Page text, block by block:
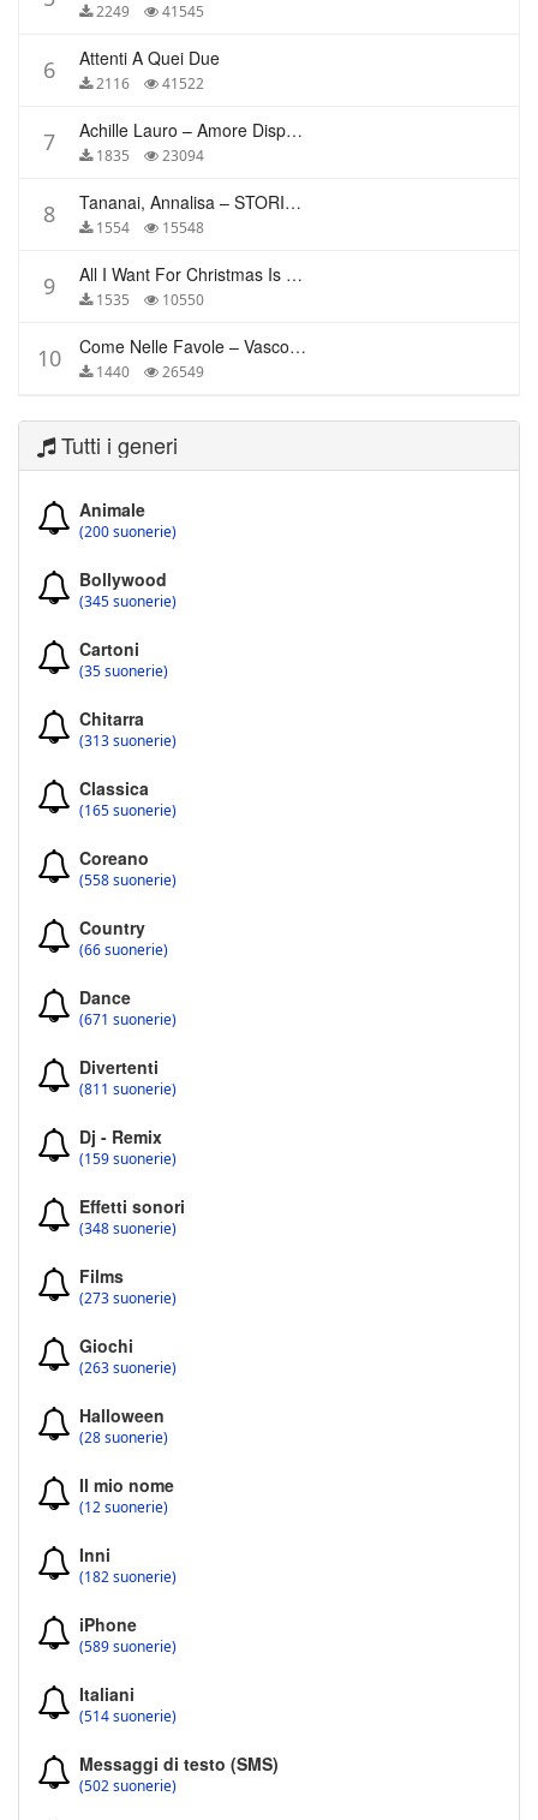
2249 41545
6 Attenti A Quei Due
2116 41522
7 Achille Lauro – Amore Disperato
1835 23094
8 Tananai, Annalisa – STORIE BREVI
1554 15548
9 All I Want For Christmas Is You – Mariah Carey
1535 10550
10 Come Nelle Favole – Vasco Rossi
1440 26549
Tutti i generi
Animale
(200 suonerie)
Bollywood
(345 suonerie)
Cartoni
(35 suonerie)
Chitarra
(313 suonerie)
Classica
(165 suonerie)
Coreano
(558 suonerie)
Country
(66 suonerie)
Dance
(671 suonerie)
Divertenti
(811 suonerie)
Dj - Remix
(159 suonerie)
Effetti sonori
(348 suonerie)
Films
(273 suonerie)
Giochi
(263 suonerie)
Halloween
(28 suonerie)
Il mio nome
(12 suonerie)
Inni
(182 suonerie)
iPhone
(589 suonerie)
Italiani
(514 suonerie)
Messaggi di testo (SMS)
(502 suonerie)